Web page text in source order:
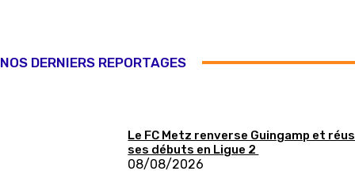
NOS DERNIERS REPORTAGES
Le FC Metz renverse Guingamp et
ses débuts en Ligue 2
08/08/2026